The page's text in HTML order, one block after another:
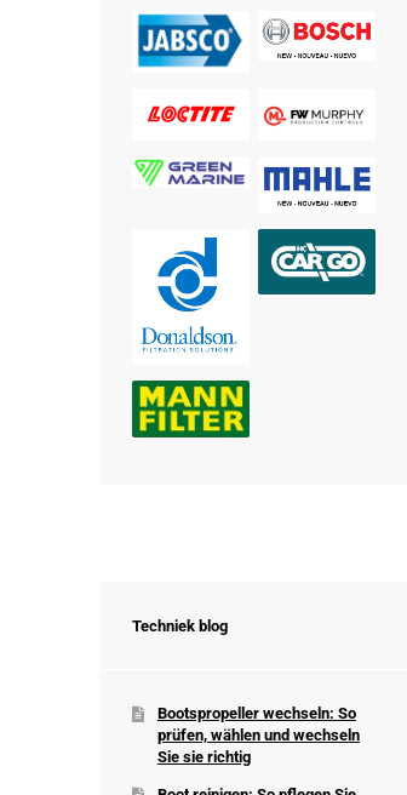
Techniek blog
Bootspropeller wechseln: So
prüfen, wählen und wechseln
Sie sie richtig